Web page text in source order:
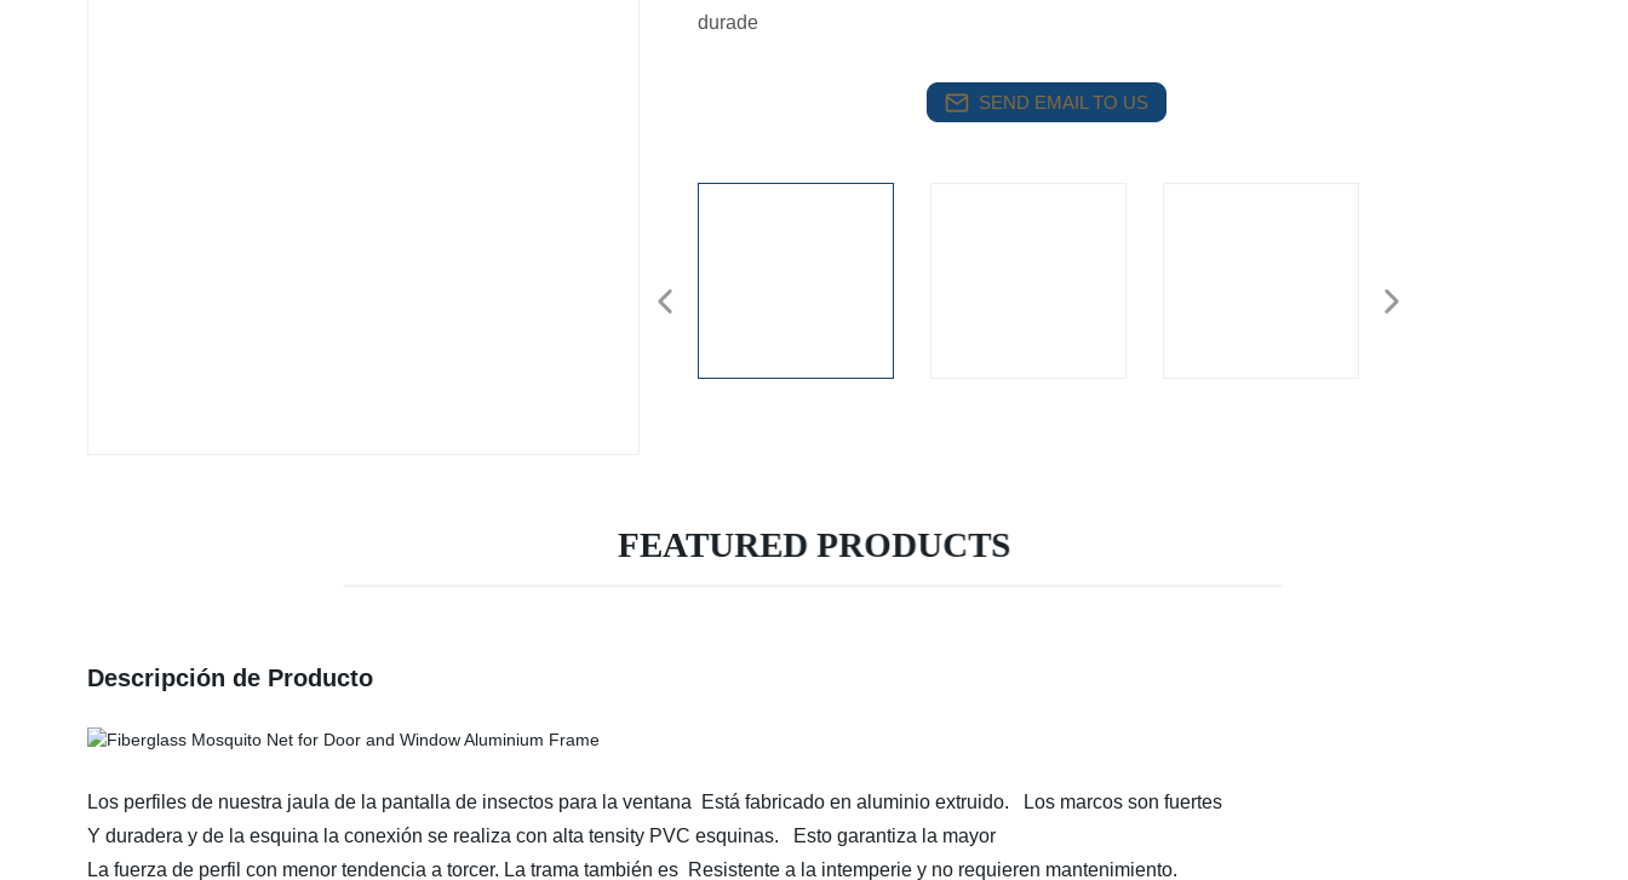
durade
SEND EMAIL TO US
FEATURED PRODUCTS
Descripción de Producto
Los perfiles de nuestra jaula de la pantalla de insectos para la ventana Está fabricado en aluminio extruido. Los marcos son fuertes
Y duradera y de la esquina la conexión se realiza con alta tensity PVC esquinas. Esto garantiza la mayor
La fuerza de perfil con menor tendencia a torcer. La trama también es Resistente a la intemperie y no requieren mantenimiento.